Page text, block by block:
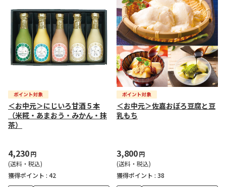
＜お中元＞にじいろ甘酒５本
（米糀・あまおう・みかん・抹
茶）
4,230円
(送料・税込)
獲得ポイント : 42
＜お中元＞佐嘉おぼろ豆腐と豆
乳もち
3,800円
(送料・税込)
獲得ポイント : 38